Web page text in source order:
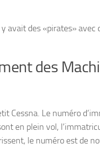
avait des «pirates» avec
des
Cessna. Le numéro
en plein vol,
le numéro est de